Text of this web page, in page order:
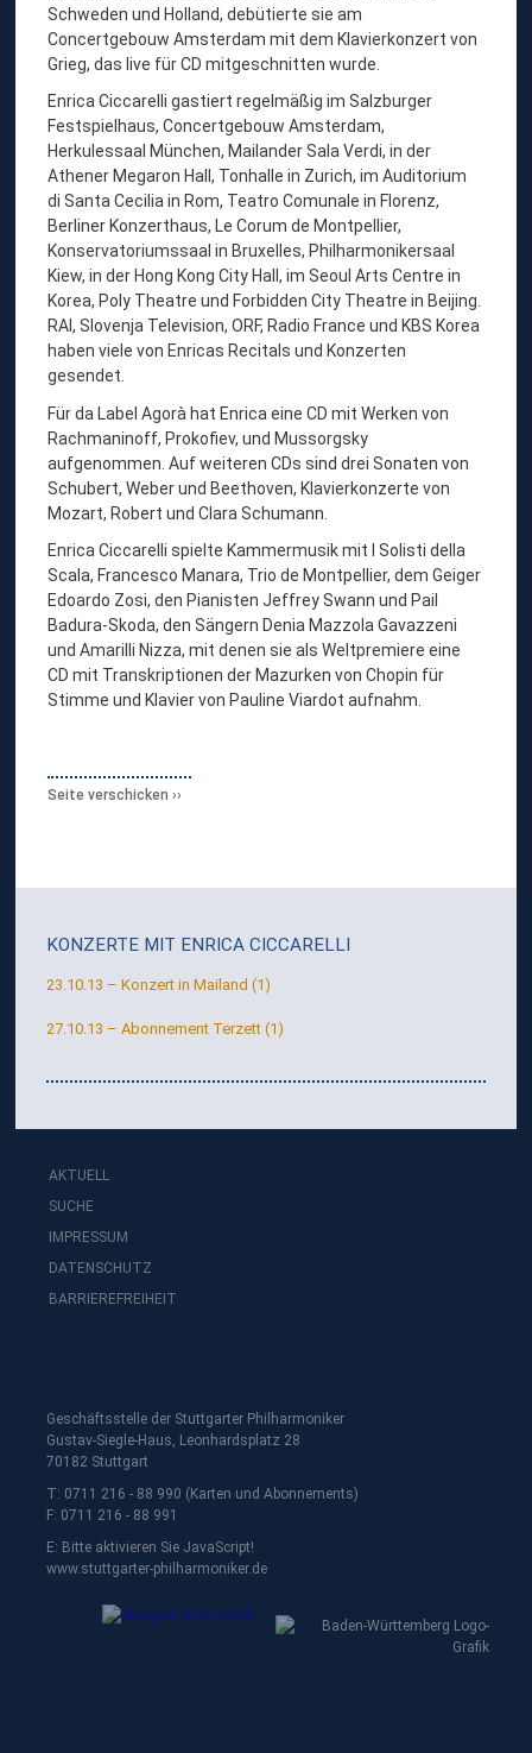
Schweden und Holland, debütierte sie am
Concertgebouw Amsterdam mit dem Klavierkonzert von
Grieg, das live für CD mitgeschnitten wurde.
Enrica Ciccarelli gastiert regelmäßig im Salzburger
Festspielhaus, Concertgebouw Amsterdam,
Herkulessaal München, Mailander Sala Verdi, in der
Athener Megaron Hall, Tonhalle in Zurich, im Auditorium
di Santa Cecilia in Rom, Teatro Comunale in Florenz,
Berliner Konzerthaus, Le Corum de Montpellier,
Konservatoriumssaal in Bruxelles, Philharmonikersaal
Kiew, in der Hong Kong City Hall, im Seoul Arts Centre in
Korea, Poly Theatre und Forbidden City Theatre in Beijing.
RAI, Slovenja Television, ORF, Radio France und KBS Korea
haben viele von Enricas Recitals und Konzerten
gesendet.
Für da Label Agorà hat Enrica eine CD mit Werken von
Rachmaninoff, Prokofiev, und Mussorgsky
aufgenommen. Auf weiteren CDs sind drei Sonaten von
Schubert, Weber und Beethoven, Klavierkonzerte von
Mozart, Robert und Clara Schumann.
Enrica Ciccarelli spielte Kammermusik mit I Solisti della
Scala, Francesco Manara, Trio de Montpellier, dem Geiger
Edoardo Zosi, den Pianisten Jeffrey Swann und Pail
Badura-Skoda, den Sängern Denia Mazzola Gavazzeni
und Amarilli Nizza, mit denen sie als Weltpremiere eine
CD mit Transkriptionen der Mazurken von Chopin für
Stimme und Klavier von Pauline Viardot aufnahm.
KONZERTE MIT ENRICA CICCARELLI
23.10.13 – Konzert in Mailand (1)
27.10.13 – Abonnement Terzett (1)
Seite verschicken
AKTUELL
SUCHE
IMPRESSUM
DATENSCHUTZ
BARRIEREFREIHEIT
Geschäftsstelle der Stuttgarter Philharmoniker
Gustav-Siegle-Haus, Leonhardsplatz 28
70182 Stuttgart
T: 0711 216 - 88 990 (Karten und Abonnements)
F: 0711 216 - 88 991
E: Bitte aktivieren Sie JavaScript!
www.stuttgarter-philharmoniker.de